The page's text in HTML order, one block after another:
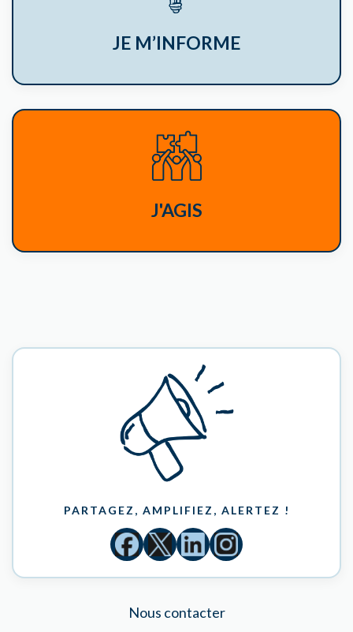
JE M’INFORME
J'AGIS
PARTAGEZ, AMPLIFIEZ, ALERTEZ !
Nous contacter